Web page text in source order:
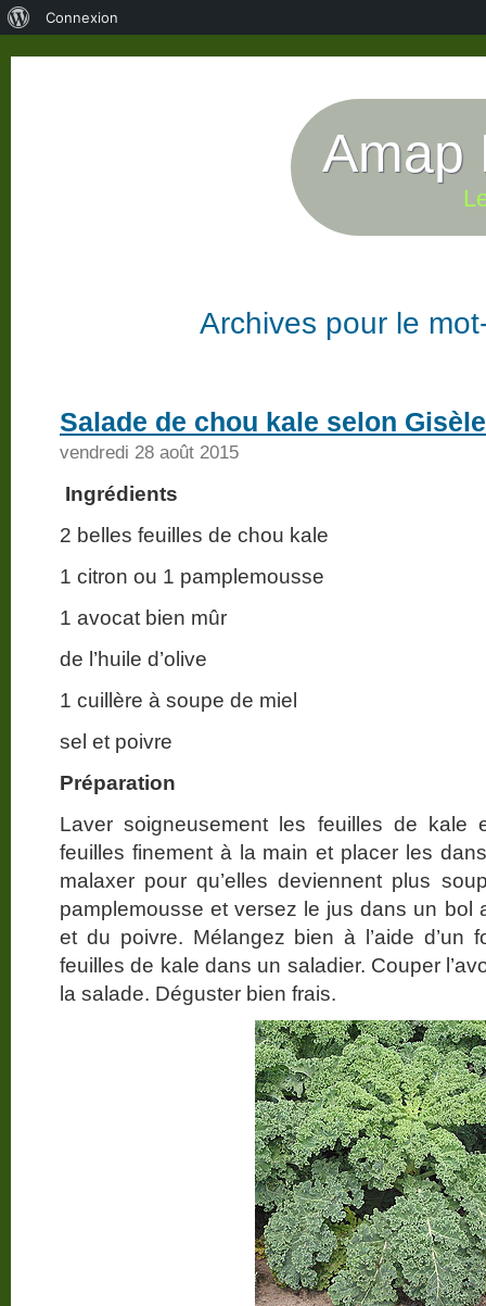
Amap
Archives pour le mot-
Salade de chou kale selon Gisèle
vendredi 28 août 2015
Ingrédients
2 belles feuilles de chou kale
1 citron ou 1 pamplemousse
1 avocat bien mûr
de l’huile d’olive
1 cuillère à soupe de miel
sel et poivre
Préparation
Laver soigneusement les feuilles de kale
feuilles finement à la main et placer les
malaxer pour qu’elles deviennent plus
pamplemousse et versez le jus dans un bol
et du poivre. Mélangez bien à l’aide d’un
feuilles de kale dans un saladier. Couper
la salade. Déguster bien frais.
Connexion